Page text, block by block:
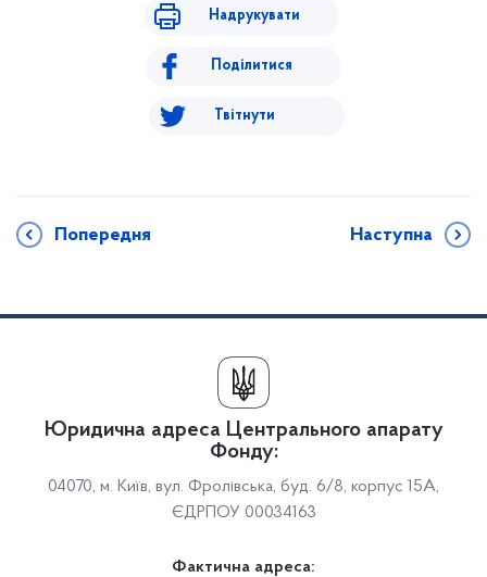
Надрукувати
Поділитися
Твітнути
Попередня Наступна
Юридична адреса Центрального апарату
Фонду:
04070, м. Київ, вул. Фролівська, буд. 6/8, корпус 15А,
ЄДРПОУ 00034163
Фактична адреса: